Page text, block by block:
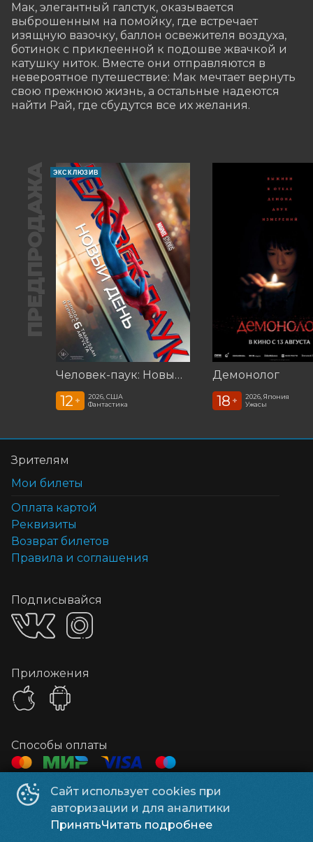
Мак, элегантный галстук, оказывается
выброшенным на помойку, где встречает
изящную вазочку, баллон освежителя воздуха,
ботинок с приклеенной к подошве жвачкой и
катушку ниток. Вместе они отправляются в
невероятное путешествие: Мак мечтает вернуть
свою прежнюю жизнь, а остальные надеются
найти Рай, где сбудутся все их желания.
ПРЕДПРОДАЖА ЭКСКЛЮЗИВ
Человек-паук: Новый день (2026)
12 +
2026, США
Фантастика
Демонолог
18 +
2026, Япония
Ужасы
Сайт использует cookies при
авторизации и для аналитики
ПринятьЧитать подробнее
Зрителям
Мои билеты
Оплата картой
Реквизиты
Возврат билетов
Правила и соглашения
Подписывайся
Приложения
Способы оплаты
Контакты
Контролер +7 928 612-82-88